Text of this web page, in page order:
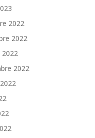
2022
2022
2022